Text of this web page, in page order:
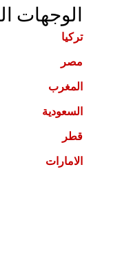
الوجهات
تركيا
مصر
المغرب
السعودية
قطر
الامارات